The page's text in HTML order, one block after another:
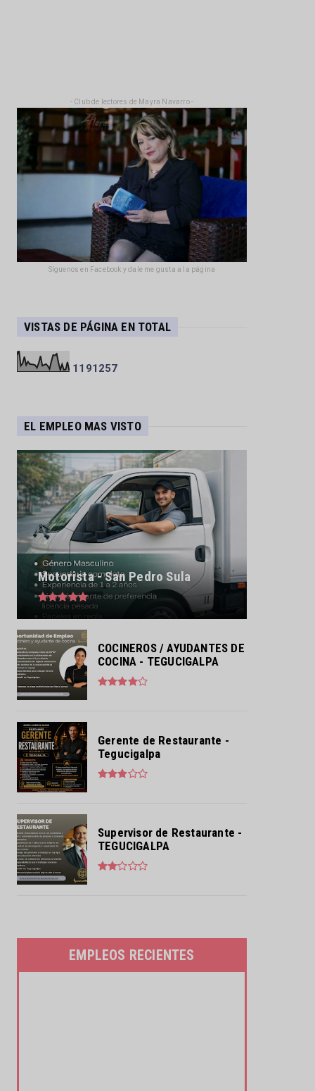
- Club de lectores de Mayra Navarro -
Síguenos en Facebook y dale me gusta a la página
VISTAS DE PÁGINA EN TOTAL
1 1 91 257
EL EMPLEO MAS VISTO
Motorista - San Pedro Sula
COCINEROS / AYUDANTES DE
COCINA - TEGUCIGALPA
Gerente de Restaurante -
Tegucigalpa
Supervisor de Restaurante -
TEGUCIGALPA
EMPLEOS RECIENTES